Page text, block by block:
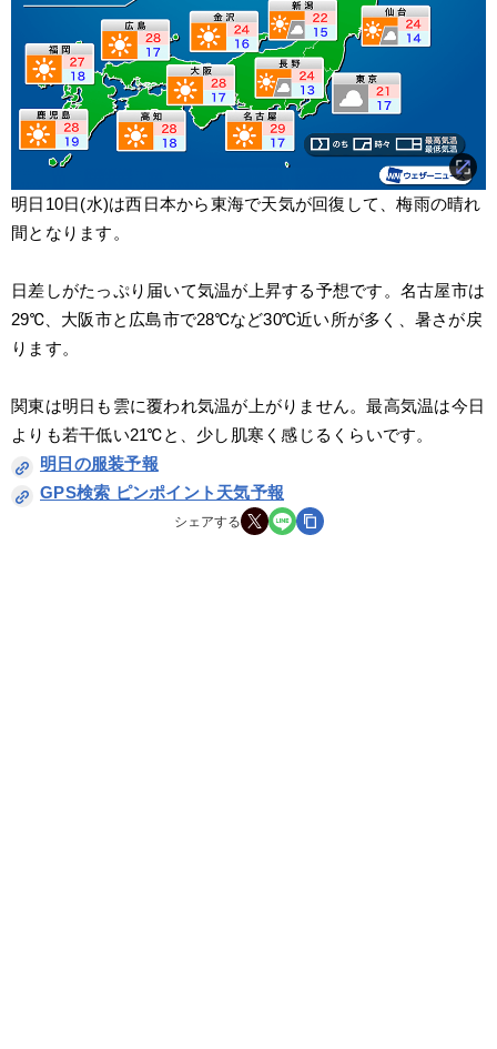
明日10日(水)は西日本から東海で天気が回復して、梅雨の晴れ
間となります。
日差しがたっぷり届いて気温が上昇する予想です。名古屋市は
29℃、大阪市と広島市で28℃など30℃近い所が多く、暑さが戻
ります。
関東は明日も雲に覆われ気温が上がりません。最高気温は今日
よりも若干低い21℃と、少し肌寒く感じるくらいです。
明日の服装予報
GPS検索 ピンポイント天気予報
シェアする